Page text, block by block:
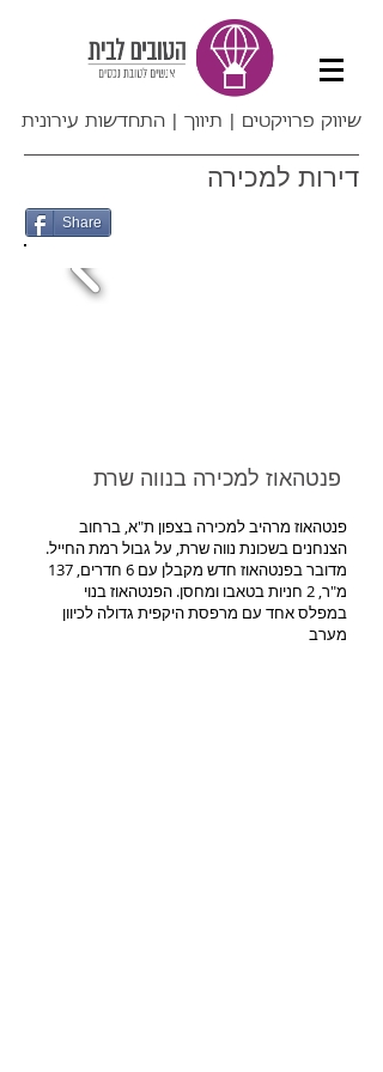
שיווק פרויקטים | תיווך | התחדשות עירונית
דירות למכירה
Share
פנטהאוז מרהיב למכירה בצפון ת"א, ברחוב
הצנחנים בשכונת נווה שרת, על גבול רמת החייל.
מדובר בפנטהאוז חדש מקבלן עם 6 חדרים, 137
מ"ר, 2 חניות בטאבו ומחסן. הפנטהאוז בנוי
במפלס אחד עם מרפסת היקפית גדולה לכיוון
מערב